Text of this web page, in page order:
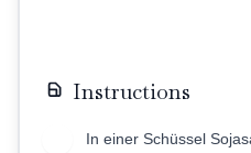
Instructions
In einer Schüssel